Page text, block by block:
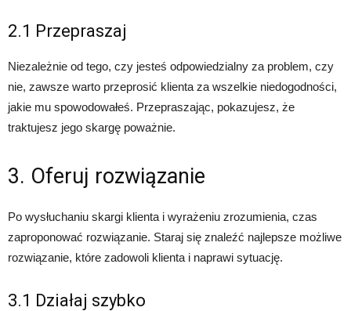
2.1 Przepraszaj
Niezależnie od tego, czy jesteś odpowiedzialny za problem, czy
nie, zawsze warto przeprosić klienta za wszelkie niedogodności,
jakie mu spowodowałeś. Przepraszając, pokazujesz, że
traktujesz jego skargę poważnie.
3. Oferuj rozwiązanie
Po wysłuchaniu skargi klienta i wyrażeniu zrozumienia, czas
zaproponować rozwiązanie. Staraj się znaleźć najlepsze możliwe
rozwiązanie, które zadowoli klienta i naprawi sytuację.
3.1 Działaj szybko